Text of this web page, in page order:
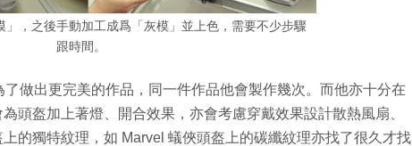
」，之後手動加工成爲「灰模」並上色，需要不少步驟
跟時間。
做出更完美的作品，同一件作品他會製作幾次。而他亦十分在
頭盔加上著燈、開合效果，亦會考慮穿戴效果設計散熱風扇、
的獨特紋理，如 Marvel 蟻俠頭盔上的碳纖紋理亦找了很久才找